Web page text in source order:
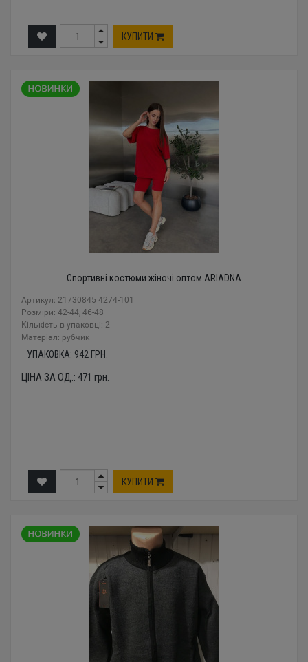
КУПИТИ
Спортивні костюми жіночі оптом ARIADNA
Артикул: 21730845 4274-101
Розміри: 42-44, 46-48
Кількість в упаковці: 2
Mатеріал: рубчик
УПАКОВКА: 942 ГРН.
ЦІНА ЗА ОД.: 471 грн.
КУПИТИ